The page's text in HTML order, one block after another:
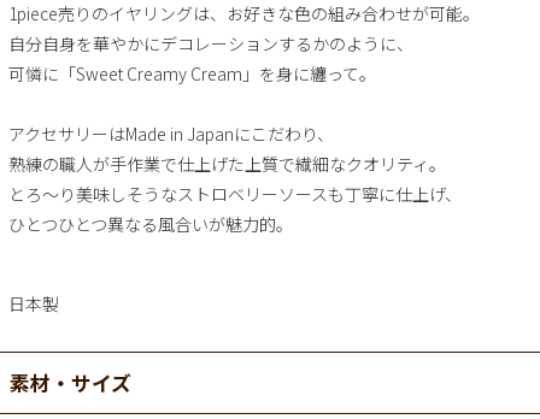
1piece売りのイヤリングは、お好きな色の組み合わせが可能。
自分自身を華やかにデコレーションするかのように、
可憐に「Sweet Creamy Cream」を身に纏って。
アクセサリーはMade in Japanにこだわり、
熟練の職人が手作業で仕上げた上質で繊細なクオリティ。
とろ～り美味しそうなストロベリーソースも丁寧に仕上げ、
ひとつひとつ異なる風合いが魅力的。
日本製
素材・サイズ